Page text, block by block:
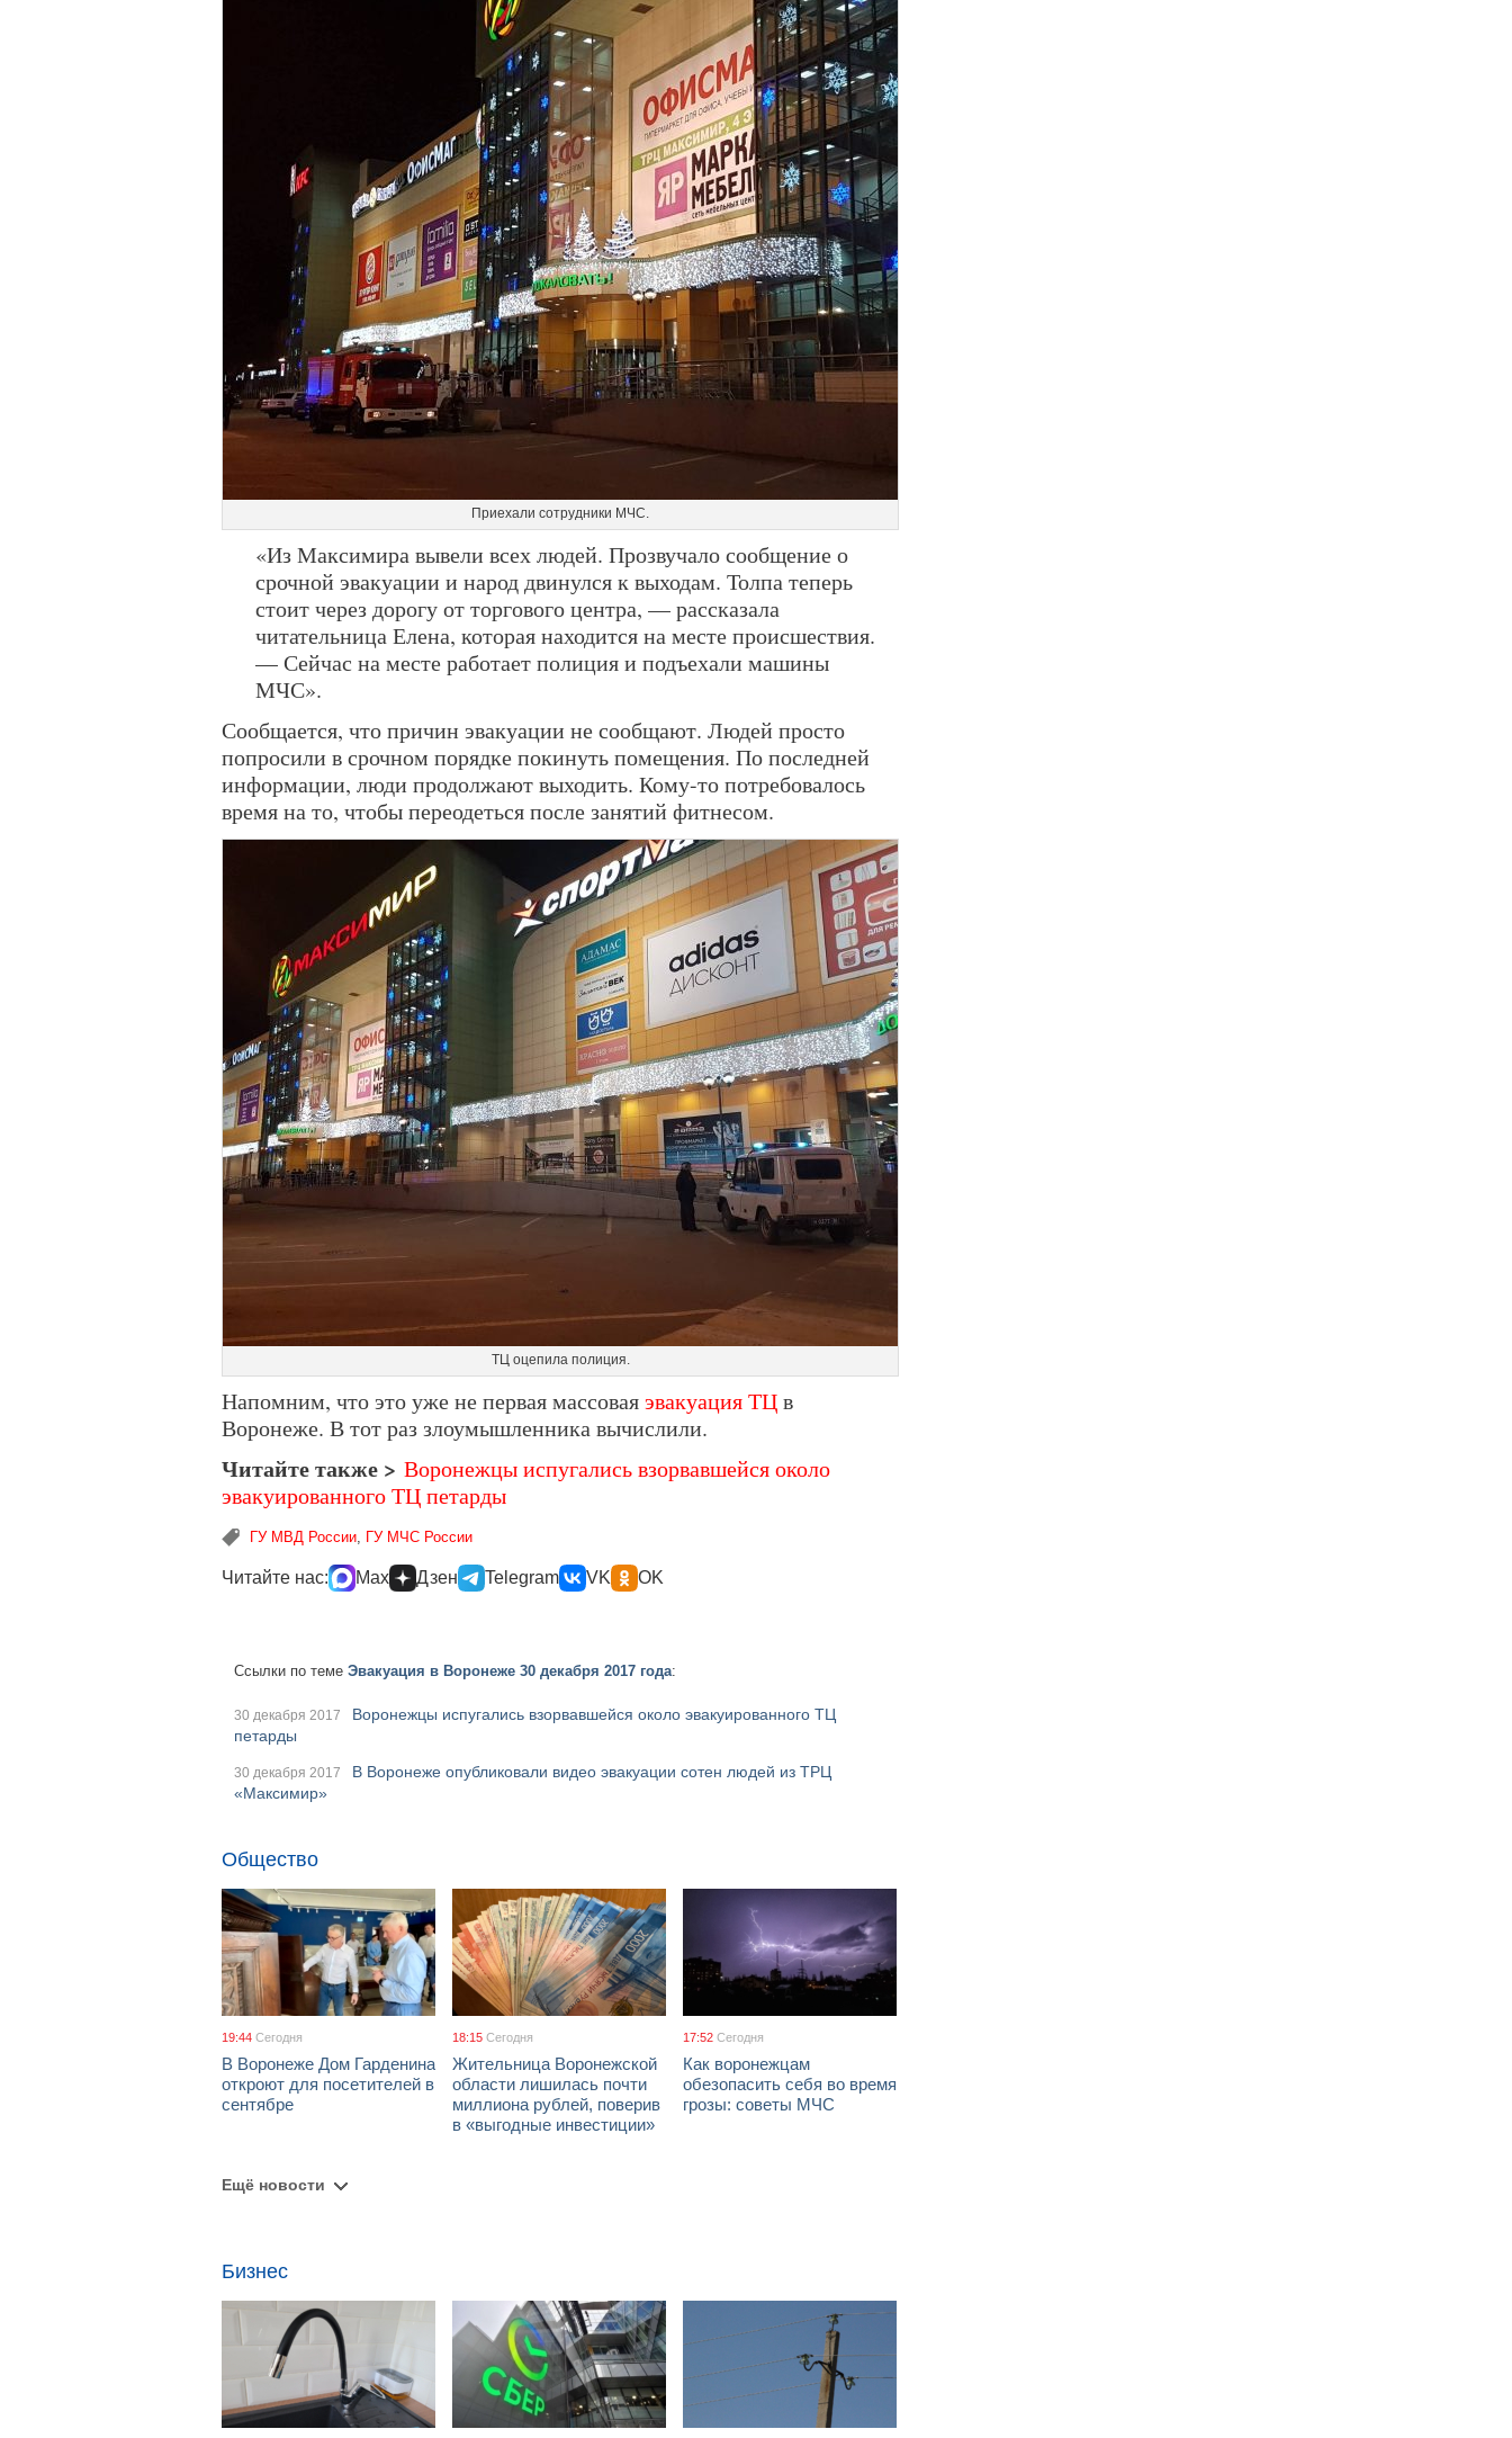
Приехали сотрудники МЧС.
«Из Максимира вывели всех людей. Прозвучало сообщение о
срочной эвакуации и народ двинулся к выходам. Толпа теперь
стоит через дорогу от торгового центра, — рассказала
читательница Елена, которая находится на месте происшествия.
— Сейчас на месте работает полиция и подъехали машины
МЧС».
Сообщается, что причин эвакуации не сообщают. Людей просто
попросили в срочном порядке покинуть помещения. По последней
информации, люди продолжают выходить. Кому-то потребовалось
время на то, чтобы переодеться после занятий фитнесом.
ТЦ оцепила полиция.
Напомним, что это уже не первая массоваяэвакуация ТЦв
Воронеже. В тот раз злоумышленника вычислили.
Читайте также > Воронежцы испугались взорвавшейся около
эвакуированного ТЦ петарды
ГУ МВД России, ГУ МЧС России
Читайте нас: Max Дзен Telegram VK OK
Ссылки по теме Эвакуация в Воронеже 30 декабря 2017 года:
30 декабря 2017
Воронежцы испугались взорвавшейся около эвакуированного ТЦ
петарды
30 декабря 2017
В Воронеже опубликовали видео эвакуации сотен людей из ТРЦ
«Максимир»
Общество
19:44 Сегодня
В Воронеже Дом Гарденина
откроют для посетителей в
сентябре
18:15 Сегодня
Жительница Воронежской
области лишилась почти
миллиона рублей, поверив
в «выгодные инвестиции»
17:52 Сегодня
Как воронежцам
обезопасить себя во время
грозы: советы МЧС
Ещё новости
Бизнес